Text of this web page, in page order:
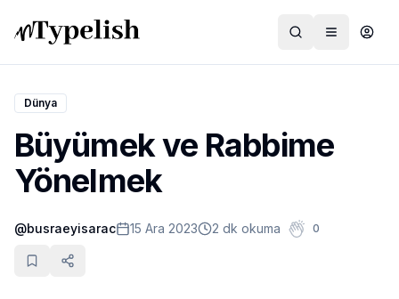
Dünya
Film ve Dizi
Kültür ve Sanat
Sağlık
Dünya
Büyümek ve Rabbime
Yönelmek
@busraeyisarac 15 Ara 2023 2 dk okuma 0